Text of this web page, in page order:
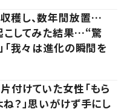
穫し、数年間放置…
こしてみた結果…“驚
「我々は進化の瞬間を
付けていた女性「もら
？」思いがけず手にし